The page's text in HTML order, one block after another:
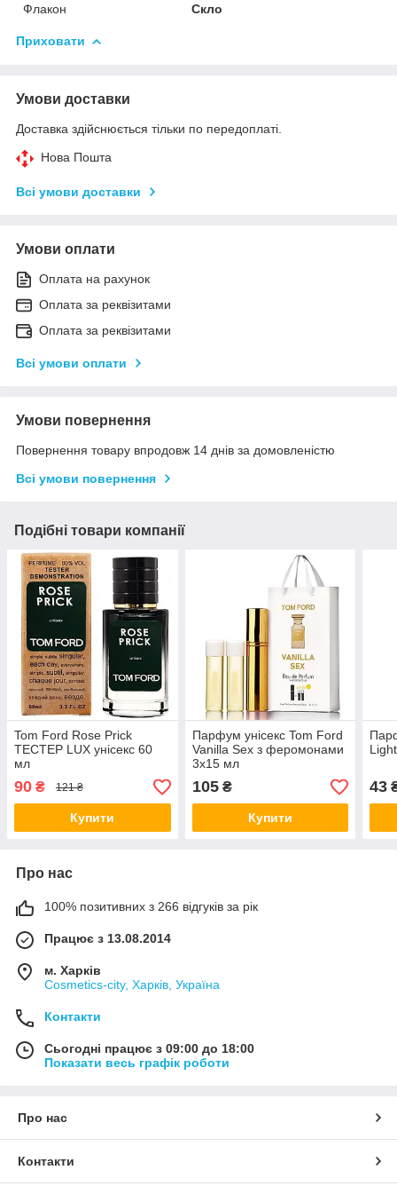
Флакон
Скло
Приховати
Умови доставки
Доставка здійснюється тільки по передоплаті.
Нова Пошта
Всі умови доставки
Умови оплати
Оплата на рахунок
Оплата за реквізитами
Оплата за реквізитами
Всі умови оплати
Умови повернення
Повернення товару впродовж 14 днів за домовленістю
Всі умови повернення
Подібні товари компанії
Tom Ford Rose Prick
ТЕСТЕР LUX унісекс 60
мл
90 ₴ 121 ₴
Купити
Парфум унісекс Tom Ford
Vanilla Sex з феромонами
3х15 мл
105₴
Купити
43
Про нас
100% позитивних з 266 відгуків за рік
Працює з 13.08.2014
м. Харків
Cosmetics-city, Харків, Україна
Контакти
Сьогодні працює з 09:00 до 18:00
Показати весь графік роботи
Про нас
Контакти